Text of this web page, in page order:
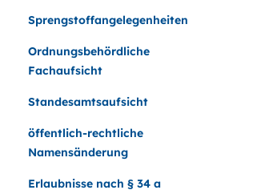
Sprengstoffangelegenheiten
Ordnungsbehördliche
Fachaufsicht
Standesamtsaufsicht
öffentlich-rechtliche
Namensänderung
Erlaubnisse nach § 34 a